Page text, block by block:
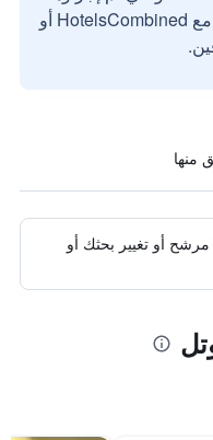
بواسطة مستخدمين حقيقيين مع HotelsCombined أو
مرشح أو تغيير بحثك أو